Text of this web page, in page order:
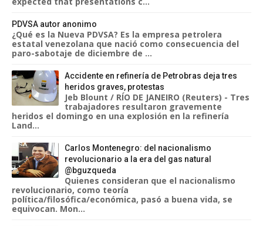
PDVSA autor anonimo
¿Qué es la Nueva PDVSA? Es la empresa petrolera
estatal venezolana que nació como consecuencia del
paro-sabotaje de diciembre de ...
Accidente en refinería de Petrobras deja tres
heridos graves, protestas
Jeb Blount / RÍO DE JANEIRO (Reuters) - Tres
trabajadores resultaron gravemente
heridos el domingo en una explosión en la refinería
Land...
Carlos Montenegro: del nacionalismo
revolucionario a la era del gas natural
@bguzqueda
Quienes consideran que el nacionalismo
revolucionario, como teoría
política/filosófica/económica, pasó a buena vida, se
equivocan. Mon...